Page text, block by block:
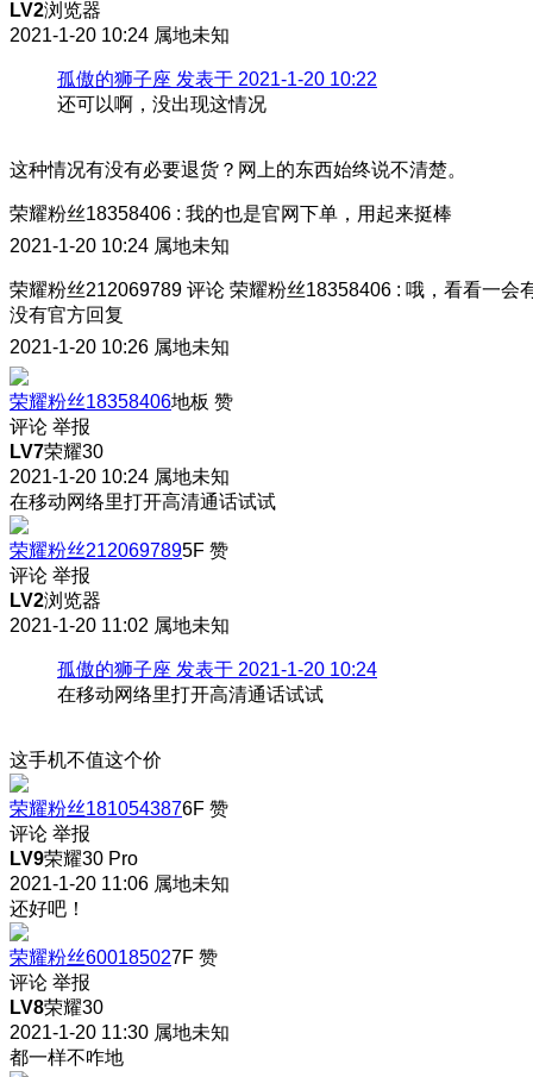
LV2浏览器
2021-1-20 10:24 属地未知
孤傲的狮子座 发表于 2021-1-20 10:22
还可以啊，没出现这情况
这种情况有没有必要退货？网上的东西始终说不清楚。
荣耀粉丝18358406 : 我的也是官网下单，用起来挺棒
2021-1-20 10:24 属地未知
荣耀粉丝212069789 评论 荣耀粉丝18358406 : 哦，看看一会
没有官方回复
2021-1-20 10:26 属地未知
荣耀粉丝18358406地板 赞
评论 举报
LV7荣耀30
2021-1-20 10:24 属地未知
在移动网络里打开高清通话试试
荣耀粉丝2120697895F 赞
评论 举报
LV2浏览器
2021-1-20 11:02 属地未知
孤傲的狮子座 发表于 2021-1-20 10:24
在移动网络里打开高清通话试试
这手机不值这个价
荣耀粉丝1810543876F 赞
评论 举报
LV9荣耀30 Pro
2021-1-20 11:06 属地未知
还好吧！
荣耀粉丝600185027F 赞
评论 举报
LV8荣耀30
2021-1-20 11:30 属地未知
都一样不咋地